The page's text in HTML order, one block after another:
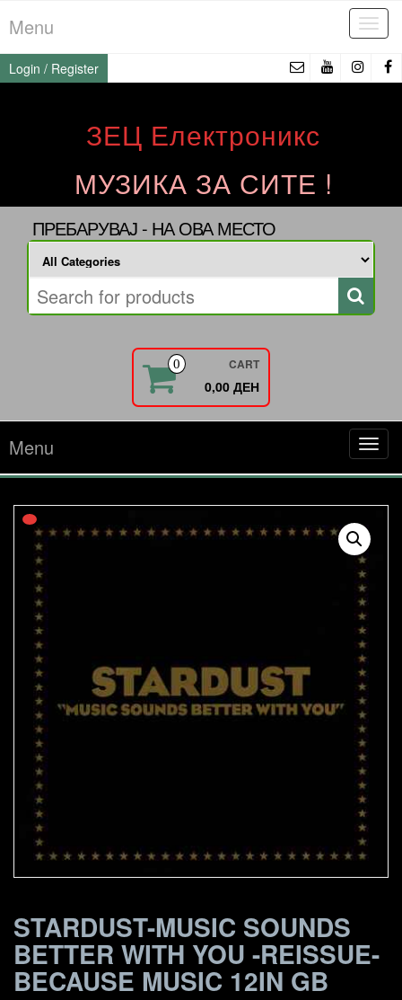
to
the
content
Menu
Login / Register
ЗЕЦ Електроникс
МУЗИКА ЗА СИТЕ !
ПРЕБАРУВАЈ - НА ОВА МЕСТО
0 CART
0,00 ДЕН
Menu
STARDUST-MUSIC SOUNDS
BETTER WITH YOU -REISSUE-
BECAUSE MUSIC 12IN GB